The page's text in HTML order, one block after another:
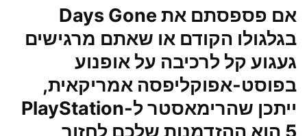
אם פספסתם את Days Gone
בגלגולו הקודם או שאתם מרגישים
געגוע קל לרכיבה על אופנוע
בפוסט-אפוקליפסה אמריקאית,
ייתכן שהרימאסטר ל-PlayStation